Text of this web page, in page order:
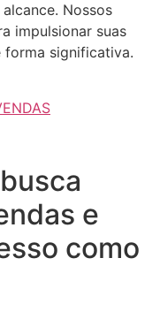
Nossos
impulsionar suas
forma significativa.
e
como